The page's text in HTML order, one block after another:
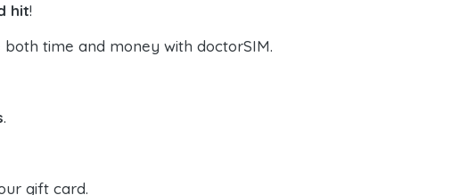
hit!
both time and money with doctorSIM.
.
gift card.